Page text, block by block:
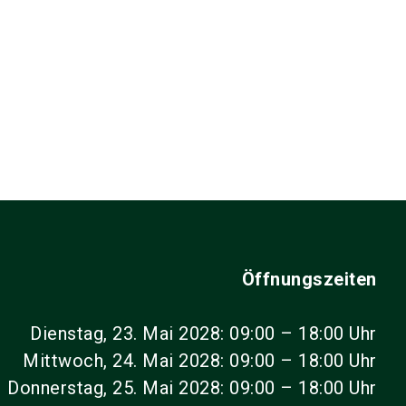
Öffnungszeiten
Dienstag, 23. Mai 2028: 09:00 – 18:00 Uhr
Mittwoch, 24. Mai 2028: 09:00 – 18:00 Uhr
Donnerstag, 25. Mai 2028: 09:00 – 18:00 Uhr